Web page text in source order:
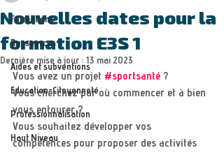
Formations
Ressources
Aides et subventions
Education-Citoyenneté
Professionnalisation
Haut Niveau
Nouvelles dates pour la
formation E3S 1
Dernière mise à jour : 13 mai 2023
Vous avez un projet #sportsanté ?
Vous cherchez par où commencer et à bien
vous entourer ?
Vous souhaitez développer vos
compétences pour proposer des activités